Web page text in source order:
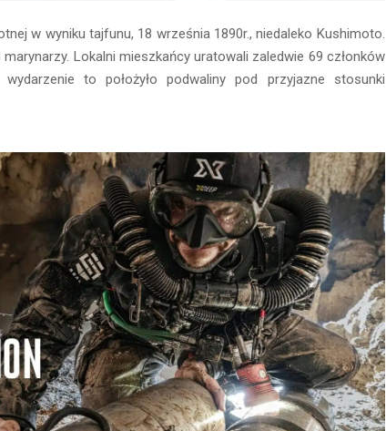
w wyniku tajfunu, 18 września 1890r., niedaleko Kushimoto.
Lokalni mieszkańcy uratowali zaledwie 69 członków
wydarzenie to położyło podwaliny pod przyjazne stosunki